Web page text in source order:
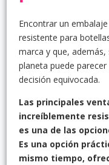
Encontrar un
resistente para
marca y que,
planeta puede
decisión equivocada.
Las principales
increíblemente
es una de las
Es una opción
mismo tiempo,